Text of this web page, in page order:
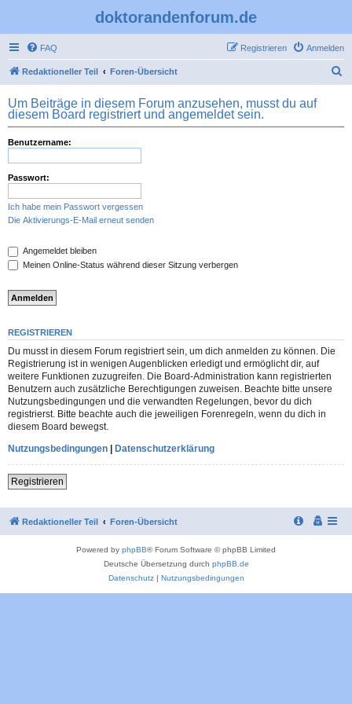
doktorandenforum.de
FAQ Anmelden
Registrieren
Redaktioneller Teil Foren-Übersicht
h
Um Beiträge in diesem Forum anzusehen, musst du auf
diesem Board registriert und angemeldet sein.
Benutzername:
Passwort:
Ich habe mein Passwort vergessen
Die Aktivierungs-E-Mail erneut senden
Angemeldet bleiben
Meinen Online-Status während dieser Sitzung verbergen
REGISTRIEREN
Du musst in diesem Forum registriert sein, um dich anmelden zu können. Die
Registrierung ist in wenigen Augenblicken erledigt und ermöglicht dir, auf
weitere Funktionen zuzugreifen. Die Board-Administration kann registrierten
Benutzern auch zusätzliche Berechtigungen zuweisen. Beachte bitte unsere
Nutzungsbedingungen und die verwandten Regelungen, bevor du dich
registrierst. Bitte beachte auch die jeweiligen Forenregeln, wenn du dich in
diesem Board bewegst.
Nutzungsbedingungen | Datenschutzerklärung
Registrieren
Redaktioneller Teil Foren-Übersicht
Powered by phpBB® Forum Software © phpBB Limited
Deutsche Übersetzung durch phpBB.de
Datenschutz| Nutzungsbedingungen